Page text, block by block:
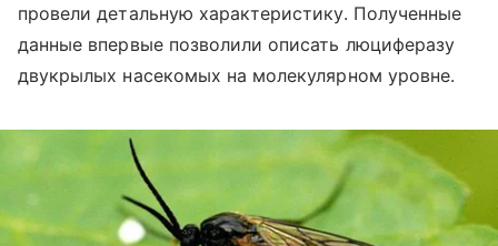
провели детальную характеристику. Полученные
данные впервые позволили описать люциферазу
двукрылых насекомых на молекулярном уровне.